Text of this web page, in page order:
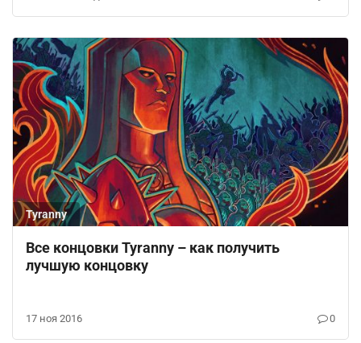
Tyranny
Все концовки Tyranny – как получить
лучшую концовку
17 ноя 2016 0